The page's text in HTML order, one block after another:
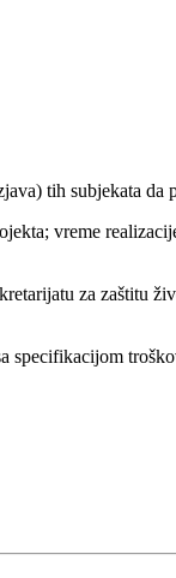
tih subjekata da
vreme
za zaštitu